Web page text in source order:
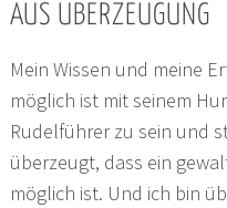
AUS ÜBERZEUGUNG
Mein Wissen und meine
möglich ist mit seinem
Rudelführer zu sein und
überzeugt, dass ein
möglich ist. Und ich bin